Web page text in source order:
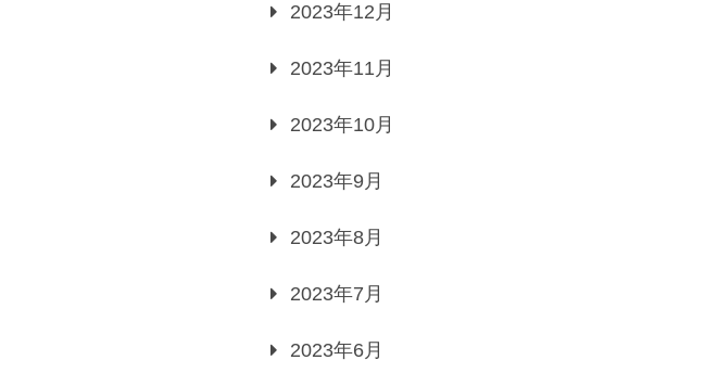
2023年12月
2023年11月
2023年10月
2023年9月
2023年8月
2023年7月
2023年6月